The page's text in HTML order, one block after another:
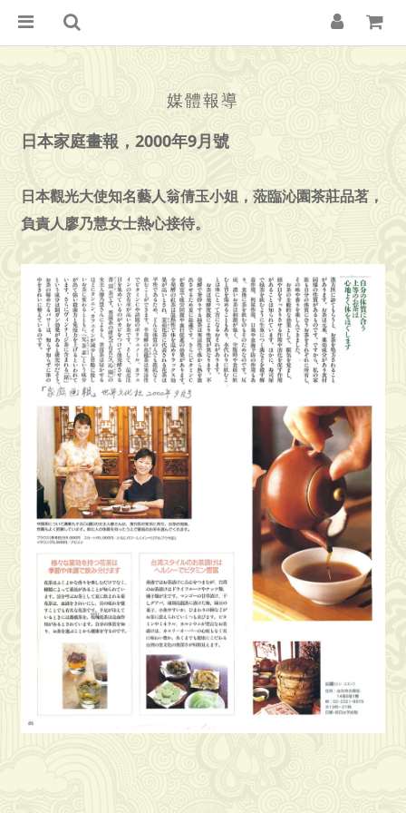
媒體報導
日本家庭畫報，2000年9月號
日本觀光大使知名藝人翁倩玉小姐，蒞臨沁園茶莊品茗，
負責人廖乃慧女士熱心接待。